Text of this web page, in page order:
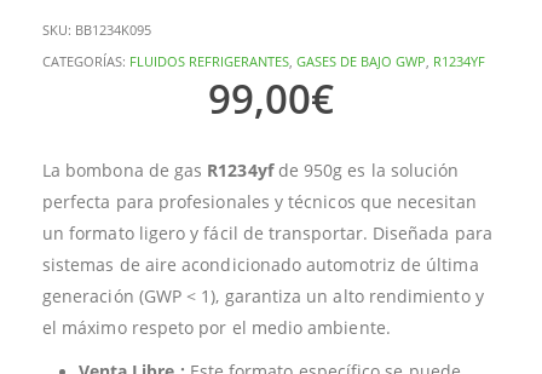
SKU: BB1234K095
CATEGORÍAS: FLUIDOS REFRIGERANTES GASES DE BAJO GWP R1234YF
99,00€
La bombona de gas R1234yfde 950g es la solución
perfecta para profesionales y técnicos que necesitan
un formato ligero y fácil de transportar. Diseñada para
sistemas de aire acondicionado automotriz de última
generación (GWP < 1), garantiza un alto rendimiento y
el máximo respeto por el medio ambiente.